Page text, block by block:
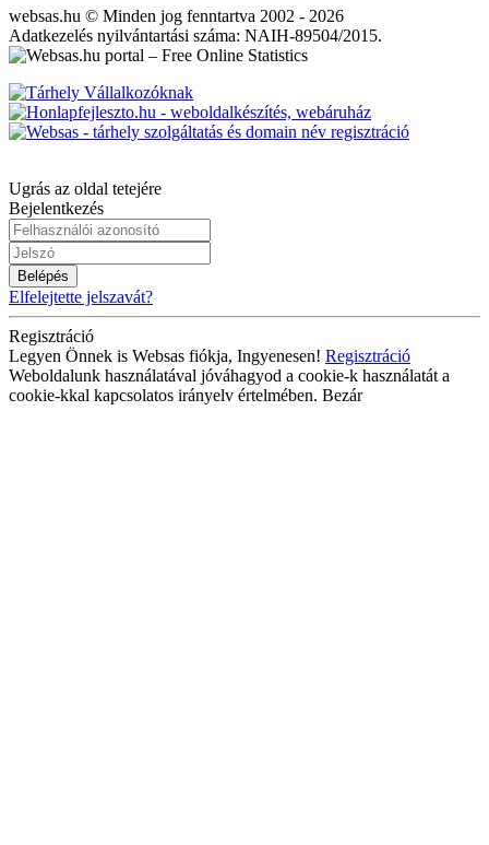
websas.hu © Minden jog fenntartva 2002 - 2026
Adatkezelés nyilvántartási száma: NAIH-89504/2015.
Ugrás az oldal tetejére
Bejelentkezés
Belépés
Elfelejtette jelszavát?
Regisztráció
Legyen Önnek is Websas fiókja, Ingyenesen! Regisztráció
Weboldalunk használatával jóváhagyod a cookie-k használatát a
cookie-kkal kapcsolatos irányelv értelmében. Bezár